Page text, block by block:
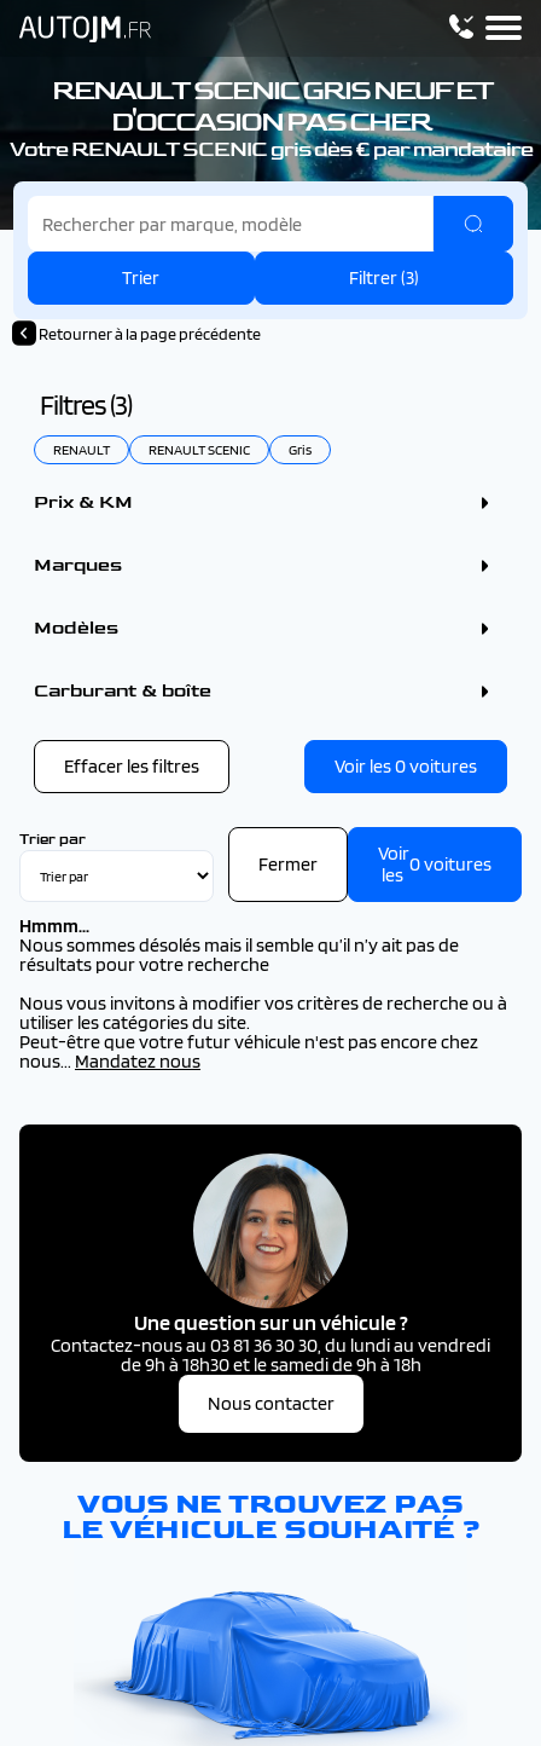
RENAULT SCENICGRIS NEUF ET
D'OCCASION PAS CHER
Votre RENAULT SCENICgris dès € par mandataire
Trier Filtrer (3)
Retourner à la page précédente
Filtres (3)
RENAULT RENAULT SCENIC Gris
Prix & KM
Marques
BMW (1)
CITROEN (9)
KIA (1)
OMODA - JAECOO (1)
OPEL (1)
PEUGEOT (25)
RENAULT (31)
TOYOTA (1)
VOLKSWAGEN (1)
VOLVO (1)
Modèles
RENAULT
RENAULT AUSTRAL (5)
RENAULT CLIO (4)
RENAULT ESPACE (3)
RENAULT RAFALE (4)
RENAULT SYMBIOZ (8)
Carburant & boîte
Effacer les filtres Voir les0voitures
Trier par
Fermer
Voir
les 0voitures
Hmmm...
Nous sommes désolés mais il semble qu’il n’y ait pas de
résultats pour votre recherche
Nous vous invitons à modifier vos critères de recherche ou à
utiliser les catégories du site.
Peut-être que votre futur véhicule n'est pas encore chez
nous... Mandatez nous
Une question sur un véhicule ?
Contactez-nous au 03 81 36 30 30, du lundi au vendredi
de 9h à 18h30 et le samedi de 9h à 18h
Nous contacter
VOUS NE TROUVEZ PAS
LE VÉHICULE SOUHAITÉ ?